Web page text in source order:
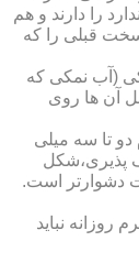
را دارند و هم
شدند و توانستند نقص بزرگ لنزهای سخت قبلی را که
(آب نمکی که
آن ها روی
تا سه میلی
پذیری،شکل
دشوارتر است.
نباید